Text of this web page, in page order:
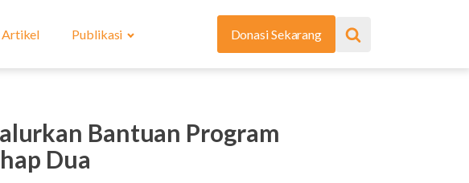
Artikel Publikasi Donasi Sekarang
Bantuan Program
Dua